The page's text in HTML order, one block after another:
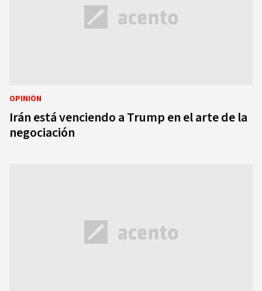
OPINIÓN
Irán está venciendo a Trump en el arte de la
negociación